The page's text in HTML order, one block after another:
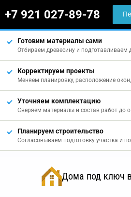
+7 921 027-89-78
Готовим материалы сами
Отбираем древесину и подготавливаем
Корректируем проекты
Меняем планировку, расположение
Уточняем комплектацию
Сверяем материалы и состав работ до
Планируем строительство
Согласовываем подготовку участка и
Дома под ключ